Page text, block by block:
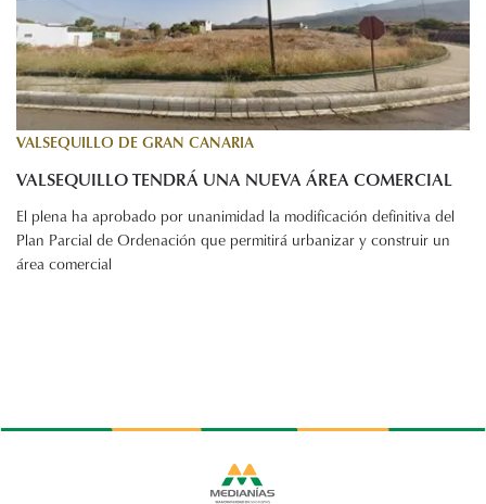
VALSEQUILLO DE GRAN CANARIA
VALSEQUILLO TENDRÁ UNA NUEVA ÁREA COMERCIAL
El plena ha aprobado por unanimidad la modificación definitiva del
Plan Parcial de Ordenación que permitirá urbanizar y construir un
área comercial